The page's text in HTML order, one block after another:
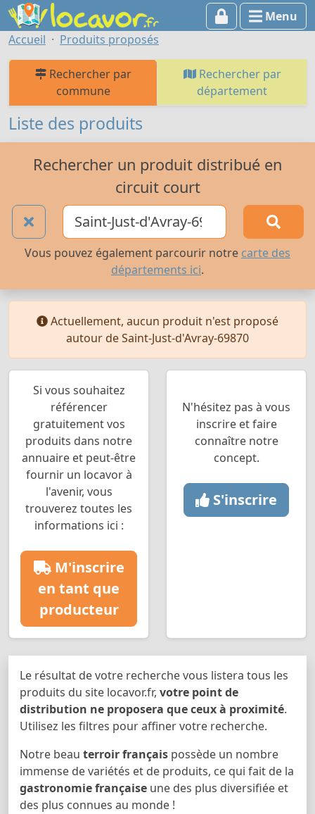
Menu
Accueil
Produits proposés
Rechercher par
commune
Rechercher par
département
Liste des produits
Rechercher un produit distribué en
circuit court
Vous pouvez également parcourir notre carte des
départements ici.
Actuellement, aucun produit n'est proposé
autour de Saint-Just-d'Avray-69870
Si vous souhaitez
référencer
gratuitement vos
produits dans notre
annuaire et peut-être
fournir un locavor à
l'avenir, vous
trouverez toutes les
informations ici :
M'inscrire
en tant que
producteur
N'hésitez pas à vous
inscrire et faire
connaître notre
concept.
S'inscrire
Le résultat de votre recherche vous listera tous les
produits du site locavor.fr, votre point de
distribution ne proposera que ceux à proximité.
Utilisez les filtres pour affiner votre recherche.
Notre beau terroir français possède un nombre
immense de variétés et de produits, ce qui fait de la
gastronomie française une des plus diversifiée et
des plus connues au monde !